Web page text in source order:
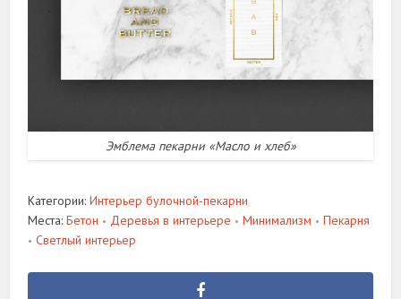
Эмблема пекарни «Масло и хлеб»
Категории:Интерьер булочной-пекарни
Места:Бетон • Деревья в интерьере • Минимализм • Пекарня
• Светлый интерьер